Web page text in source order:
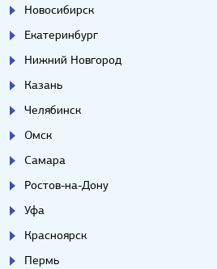
Новосибирск
Екатеринбург
Нижний Новгород
Казань
Челябинск
Омск
Самара
Ростов-на-Дону
Уфа
Красноярск
Пермь